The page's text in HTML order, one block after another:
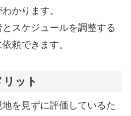
かります。
スケジュールを調整する
頼できます。
ット
を見ずに評価しているた